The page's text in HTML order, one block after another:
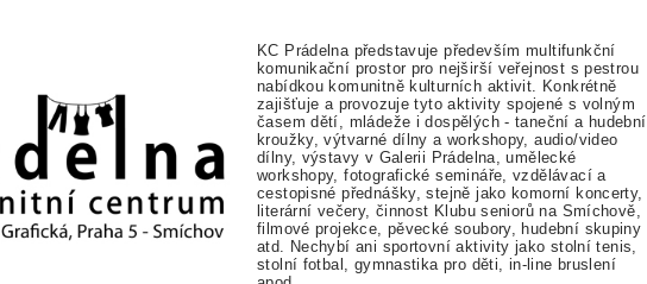
KC Prádelna představuje především multifunkční
komunikační prostor pro nejširší veřejnost s pestrou
nabídkou komunitně kulturních aktivit. Konkrétně
zajišťuje a provozuje tyto aktivity spojené s volným
časem dětí, mládeže i dospělých - taneční a hudební
kroužky, výtvarné dílny a workshopy, audio/video
dílny, výstavy v Galerii Prádelna, umělecké
workshopy, fotografické semináře, vzdělávací a
cestopisné přednášky, stejně jako komorní koncerty,
literární večery, činnost Klubu seniorů na Smíchově,
filmové projekce, pěvecké soubory, hudební skupiny
atd. Nechybí ani sportovní aktivity jako stolní tenis,
stolní fotbal, gymnastika pro děti, in-line bruslení